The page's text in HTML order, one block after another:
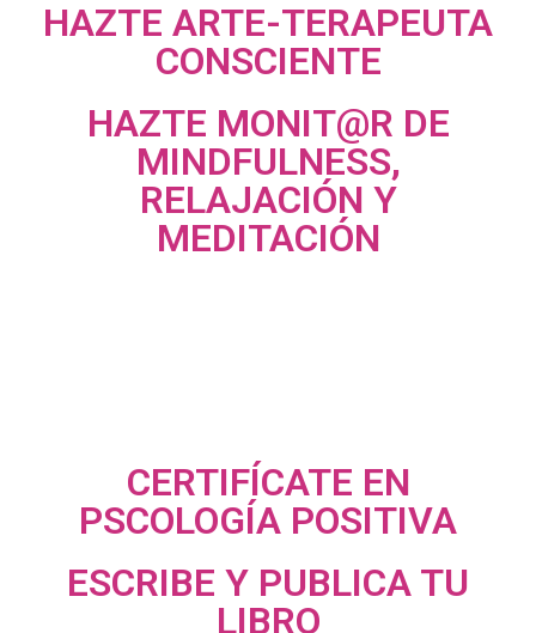
HAZTE ARTE-TERAPEUTA
CONSCIENTE
HAZTE MONIT@R DE
MINDFULNESS,
RELAJACIÓN Y
MEDITACIÓN
CERTIFÍCATE EN
PSCOLOGÍA POSITIVA
ESCRIBE Y PUBLICA TU
LIBRO